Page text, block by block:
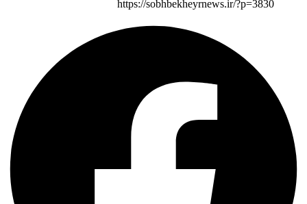
https://sobhbekheyrnews.ir/?p=3830